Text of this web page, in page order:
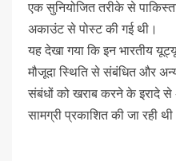
एक सुनियोजित तरीके से
अकाउंट से पोस्ट की गई थी।
यह देखा गया कि इन भारतीय
मौजूदा स्थिति से संबंधित और
संबंधों को खराब करने के इरादे से
सामग्री प्रकाशित की जा रही